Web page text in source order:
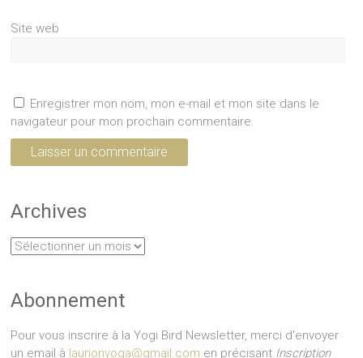
Site web
Enregistrer mon nom, mon e-mail et mon site dans le
navigateur pour mon prochain commentaire.
Archives
Archives
Abonnement
Pour vous inscrire à la Yogi Bird Newsletter, merci d'envoyer
un email à laurionyoga@gmail.com en précisant Inscription